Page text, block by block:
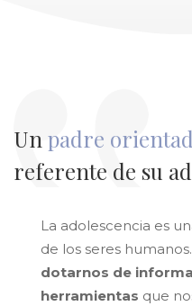
Un padre
referente de su
La adolescencia es
de los seres
dotarnos de
herramientas que